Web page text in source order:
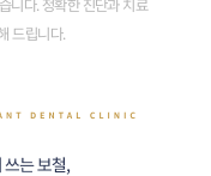
니다. 정확한 진단과 치료
드립니다.